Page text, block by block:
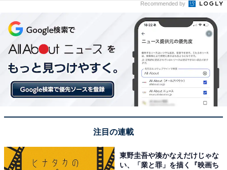
動系出身だと思っていたからです」（50代女性／愛知
県）、「ドリフターズの中では知的なイメージがありま
したが、そこまでいい大学だとは思いませんでした」
（40代女性／石川県）、「昭和を代表する大人気お笑い
グループのメンバーですが、学習院大学出身という素晴
らしい学歴を持たれていることに驚いたからです」（50
代女性／大分県）などのコメントが集まりました。
仲本工事さんに関する商品をAmazonで見る
Recommended by
注目の連載
東野圭吾や湊かなえだけじゃな
い、「業と罪」を描く『映画ち